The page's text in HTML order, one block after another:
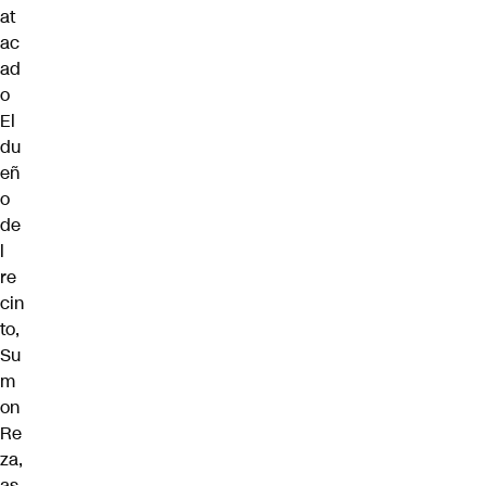
at
ac
ad
o
El
du
eñ
o
de
l
re
cin
to,
Su
m
on
Re
za,